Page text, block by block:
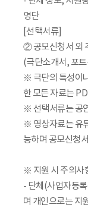
명단
[선택서류]
② 공모신청서 외
(극단소개서, 포
※ 극단의 특성이
한 모든 자료는
※ 선택서류는 공
※ 영상자료는 유
능하며 공모신청
※ 지원 시 주의사
- 단체(사업자등
며 개인으로는 지